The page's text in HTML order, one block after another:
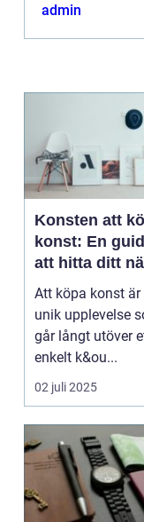
admin
Konsten att
konst: En
att hitta ditt
mästerverk
Att köpa konst är
unik upplevelse
går långt utöver
enkelt k&ou...
02 juli 2025